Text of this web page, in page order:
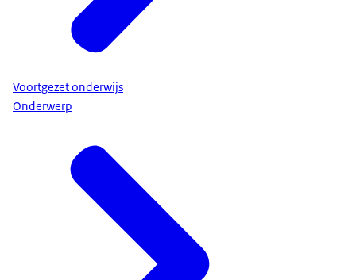
Voortgezet onderwijs
Onderwerp